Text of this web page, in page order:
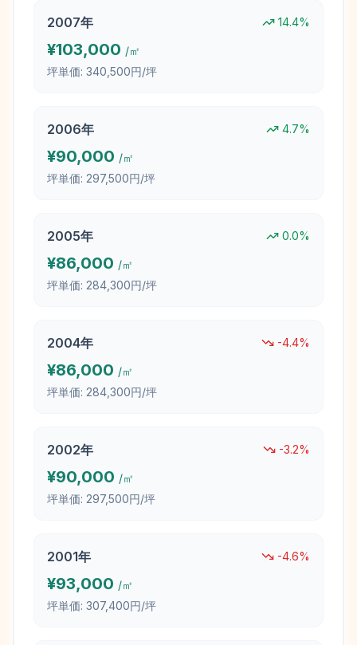
2007年 14.4%
¥103,000 /㎡
坪単価: 340,500円/坪
2006年 4.7%
¥90,000 /㎡
坪単価: 297,500円/坪
2005年 0.0%
¥86,000 /㎡
坪単価: 284,300円/坪
2004年 -4.4%
¥86,000 /㎡
坪単価: 284,300円/坪
2002年 -3.2%
¥90,000 /㎡
坪単価: 297,500円/坪
2001年 -4.6%
¥93,000 /㎡
坪単価: 307,400円/坪